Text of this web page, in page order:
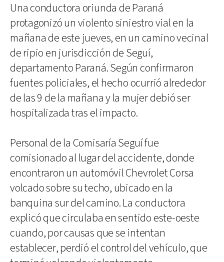
Una conductora oriunda de Paraná
protagonizó un violento siniestro vial en la
mañana de este jueves, en un camino vecinal
de ripio en jurisdicción de Seguí,
departamento Paraná. Según confirmaron
fuentes policiales, el hecho ocurrió alrededor
de las 9 de la mañana y la mujer debió ser
hospitalizada tras el impacto.
Personal de la Comisaría Seguí fue
comisionado al lugar del accidente, donde
encontraron un automóvil Chevrolet Corsa
volcado sobre su techo, ubicado en la
banquina sur del camino. La conductora
explicó que circulaba en sentido este-oeste
cuando, por causas que se intentan
establecer, perdió el control del vehículo, que